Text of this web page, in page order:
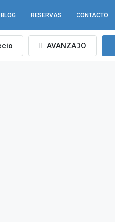
BLOG RESERVAS CONTACTO
AVANZADO